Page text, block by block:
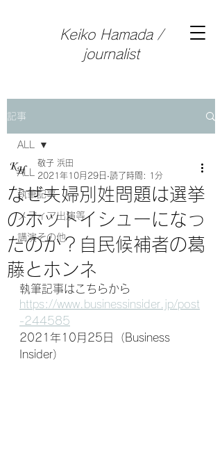
Keiko Hamada /
journalist
記事
ALL
執筆記事
メディア出演等
講演その他
ALL
なぜ夫婦別姓問題は選挙
のホットイシューになっ
たのか？自民候補者の葛
藤とホンネ
敬子 浜田
2021年10月29日 読了時間: 1分
執筆記事はこちらから
https://www.businessinsider.jp/post
-244585
2021年10月25日（Business
Insider）